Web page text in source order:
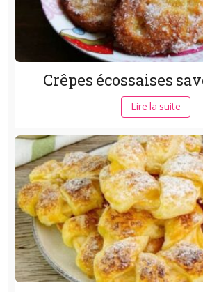
Crêpes écossaises
Lire la suite